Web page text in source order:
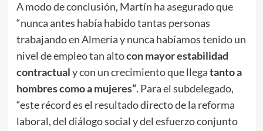
A modo de conclusión, Martín ha asegurado que
“nunca antes había habido tantas personas
trabajando en Almería y nunca habíamos tenido un
nivel de empleo tan altocon mayor estabilidad
contractualy con un crecimiento que llegatanto a
hombres como a mujeres”. Para el subdelegado,
“este récord es el resultado directo de la reforma
laboral, del diálogo social y del esfuerzo conjunto